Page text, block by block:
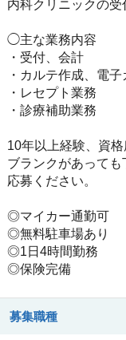
内科クリニックの受
◯主な業務内容
・受付、会計
・カルテ作成、電
・レセプト業務
・診療補助業務
10年以上経験、資格
ブランクがあって
応募ください。
◎マイカー通勤可
◎無料駐車場あり
◎1日4時間勤務
◎保険完備
募集職種